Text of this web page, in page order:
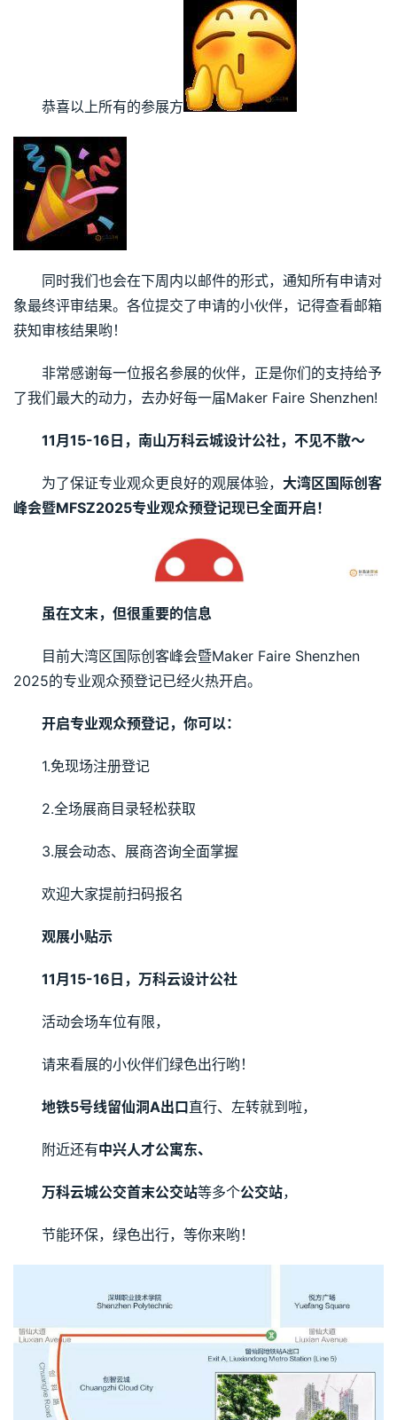
恭喜以上所有的参展方
同时我们也会在下周内以邮件的形式，通知所有申请对
象最终评审结果。各位提交了申请的小伙伴，记得查看邮箱
获知审核结果哟！
非常感谢每一位报名参展的伙伴，正是你们的支持给予
了我们最大的动力，去办好每一届Maker Faire Shenzhen!
11月15-16日，南山万科云城设计公社，不见不散～
为了保证专业观众更良好的观展体验， 大湾区国际创客
峰会暨MFSZ2025专业观众预登记现已全面开启！
虽在文末，但很重要的信息
目前大湾区国际创客峰会暨Maker Faire Shenzhen
2025的专业观众预登记已经火热开启。
开启专业观众预登记，你可以：
1.免现场注册登记
2.全场展商目录轻松获取
3.展会动态、展商咨询全面掌握
欢迎大家提前扫码报名
观展小贴示
11月15-16日，万科云设计公社
活动会场车位有限，
请来看展的小伙伴们绿色出行哟！
地铁5号线留仙洞A出口直行、左转就到啦，
附近还有中兴人才公寓东、
万科云城公交首末公交站等多个公交站，
节能环保，绿色出行，等你来哟！